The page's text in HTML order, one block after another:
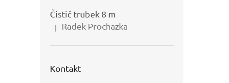
Čistič trubek 8 m
Hodnocení produktu je 5 z 5 hvězdiček.
| Radek Prochazka
Kontakt